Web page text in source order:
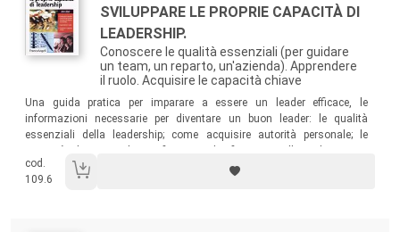
Titolo:
SVILUPPARE LE PROPRIE CAPACITÀ DI
LEADERSHIP.
Conoscere le qualità essenziali (per guidare
un team, un reparto, un'azienda). Apprendere
il ruolo. Acquisire le capacità chiave
Sommario:
Una guida pratica per imparare a essere un leader efficace, le
informazioni necessarie per diventare un buon leader: le qualità
essenziali della leadership; come acquisire autorità personale; le
motivazione e organizzazione; come essere leader strategici; come
sviluppare leader nella propria organizzazione.
cod.
109.6